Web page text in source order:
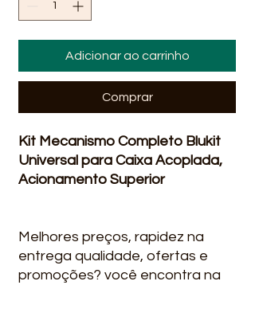
Adicionar ao carrinho
Comprar
Kit Mecanismo Completo Blukit
Universal para Caixa Acoplada,
Acionamento Superior
Melhores preços, rapidez na
entrega qualidade, ofertas e
promoções? você encontra na